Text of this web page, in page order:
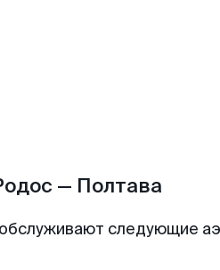
— Полтава
следующие